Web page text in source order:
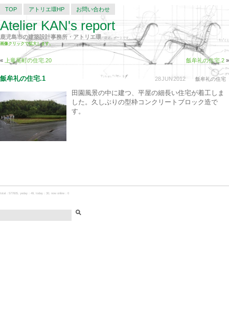
TOP アトリエ環HP お問い合わせ
Atelier KAN's report
鹿児島市の建築設計事務所・アトリエ環の建築レポートです。
画像クリックで拡大します。
« 上竜尾町の住宅.20 飯牟礼の住宅.2 »
28JUN2012 飯牟礼の住宅
飯牟礼の住宅.1
田園風景の中に建つ、平屋の細長い住宅が着工しま
した。久しぶりの型枠コンクリートブロック造で
す。
total：577605, yeday：49, today：30, now online：0